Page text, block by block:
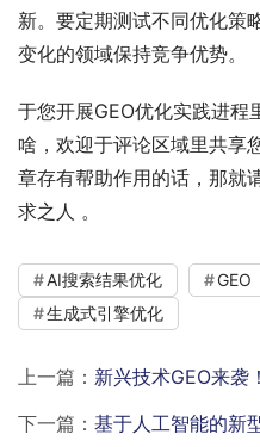
新。要定期测试不同优化策
变化的领域保持竞争优势。
于您开展GEO优化实践进程
啥，欢迎于评论区域里共享
章存有帮助作用的话，那就
求之人 。
AI搜索结果优化 GEO
生成式引擎优化
上一篇： 新兴技术GEO来袭！重塑内
下一篇： 基于人工智能的新型搜索